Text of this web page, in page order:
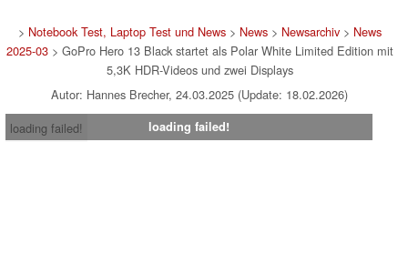
> Notebook Test, Laptop Test und News> News> Newsarchiv> News
2025-03> GoPro Hero 13 Black startet als Polar White Limited Edition mit
5,3K HDR-Videos und zwei Displays
Autor: Hannes Brecher, 24.03.2025 (Update: 18.02.2026)
loading failed!
loading failed!